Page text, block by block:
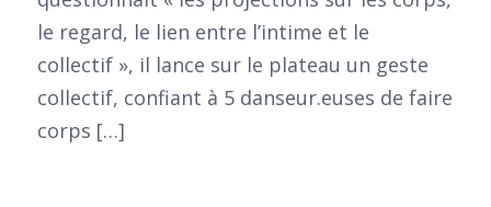
le regard, le lien entre l’intime et le
collectif », il lance sur le plateau un geste
collectif, confiant à 5 danseur.euses de faire
corps […]